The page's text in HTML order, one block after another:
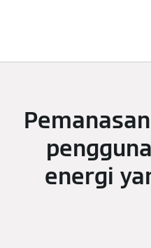
energi